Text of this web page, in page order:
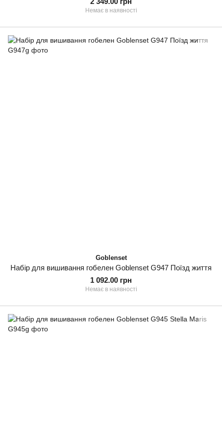
Немає в наявності
Goblenset
Набір для вишивання гобелен Goblenset G947 Поїзд життя
1 092.00 грн
Немає в наявності